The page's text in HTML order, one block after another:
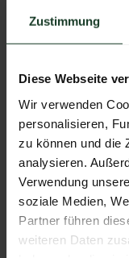
Zustimmung
Diese Webseite
Wir verwenden
personalisieren,
zu können und die
analysieren.
Verwendung
soziale Medien,
Partner führen
weiteren Daten
!! Hier geht's
Shop !!
Aussteller:
österreichischer
Weitere